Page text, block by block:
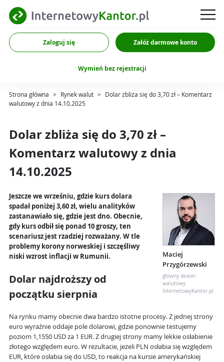
Zaloguj się Załóż darmowe konto
Wymień bez rejestracji
Strona główna > Rynek walut > Dolar zbliża się do 3,70 zł – Komentarz
walutowy z dnia 14.10.2025
Dolar zbliża się do 3,70 zł –
Komentarz walutowy z dnia
14.10.2025
Maciej
Przygórzewski
główny dealer
walutowy
InternetowyKantor.pl
Jeszcze we wrześniu, gdzie kurs dolara
spadał poniżej 3,60 zł, wielu analityków
zastanawiało się, gdzie jest dno. Obecnie,
gdy kurs odbił się ponad 10 groszy, ten
scenariusz jest rzadziej rozważany. W tle
problemy korony norweskiej i szczęśliwy
niski wzrost inflacji w Rumunii.
Dolar najdroższy od
początku sierpnia
Na rynku mamy obecnie dwa bardzo istotne procesy. Z jednej strony
euro wyraźnie oddaje pole dolarowi, gdzie ponownie testujemy
poziom 1,1550 USD za 1 EUR. Z drugiej strony mamy lekkie osłabienie
złotego względem euro. W rezultacie, jeżeli PLN osłabia się względem
EUR, które osłabia się do USD, to reakcja na kursie amerykańskiej